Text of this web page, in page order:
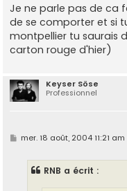
Je ne parle pas de ca
de se comporter et si
montpellier tu saurais
carton rouge d'hier)
Keyser Söse
Professionnel
M
mer. 18 août, 2004 11:21 am
RNB a écrit :